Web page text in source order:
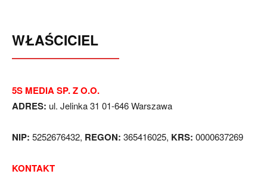
WŁAŚCICIEL
5S MEDIA SP. Z O.O.
ADRES: ul. Jelinka 31 01-646 Warszawa
NIP: 5252676432, REGON: 365416025, KRS: 0000637269
KONTAKT